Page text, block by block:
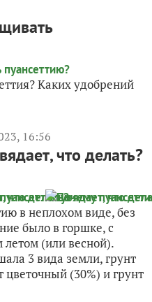
Каких удобрений
16:56
что делать?
в неплохом виде, без
было в горшке, с
(или весной).
3 вида земли, грунт
цветочный (30%) и грунт